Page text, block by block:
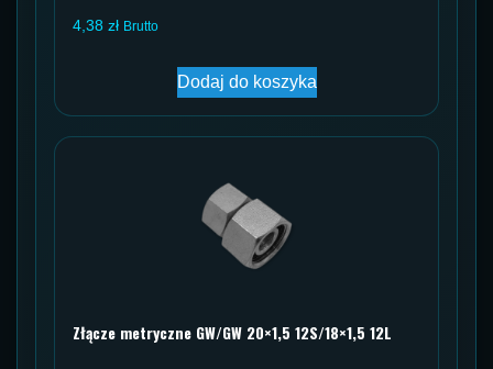
4,38 zł Brutto
Dodaj do koszyka
Złącze metryczne GW/GW 20×1,5 12S/18×1,5 12L